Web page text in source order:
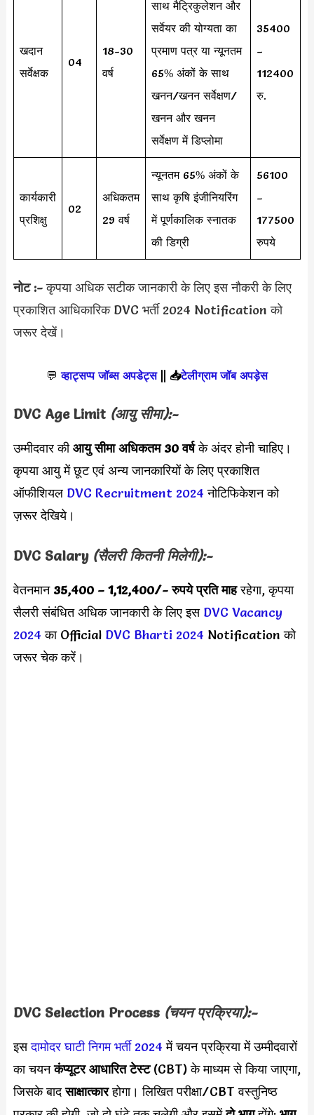
खदान
सर्वेक्षक
04
18-30
वर्ष
साथ मैट्रिकुलेशन और
सर्वेयर की योग्यता का
प्रमाण पत्र या न्यूनतम
65% अंकों के साथ
खनन/खनन सर्वेक्षण/
खनन और खनन
सर्वेक्षण में डिप्लोमा
35400
–
112400
रु.
कार्यकारी
प्रशिक्षु
02
अधिकतम
29 वर्ष
न्यूनतम 65% अंकों के
साथ कृषि इंजीनियरिंग
में पूर्णकालिक स्नातक
की डिग्री
56100
–
177500
रुपये
नोट :-कृपया अधिक सटीक जानकारी के लिए इस नौकरी के लिए
प्रकाशित आधिकारिक DVC भर्ती 2024 Notification को
जरूर देखें।
💬 व्हाट्सप्प जॉब्स अपडेट्स|| 📥टेलीग्राम जॉब अपड़ेस
DVC Age Limit (आयु सीमा):-
उम्मीदवार कीआयु सीमा अधिकतम 30 वर्षके अंदर होनी चाहिए।
कृपया आयु में छूट एवं अन्य जानकारियों के लिए प्रकाशित
ऑफीशियल DVC Recruitment 2024 नोटिफिकेशन को
ज़रूर देखिये।
DVC Salary (सैलरी कितनी मिलेगी):-
वेतनमान 35,400 – 1,12,400/-रुपये प्रति माहरहेगा, कृपया
सैलरी संबंधित अधिक जानकारी के लिए इस DVC Vacancy
2024 का Official DVC Bharti 2024 Notification को
जरूर चेक करें।
DVC Selection Process (चयन प्रक्रिया):-
इसदामोदर घाटी निगम भर्ती 2024 में चयन प्रक्रिया में उम्मीदवारों
का चयनकंप्यूटर आधारित टेस्ट(CBT) के माध्यम से किया जाएगा,
जिसके बादसाक्षात्कारहोगा। लिखित परीक्षा/CBT वस्तुनिष्ठ